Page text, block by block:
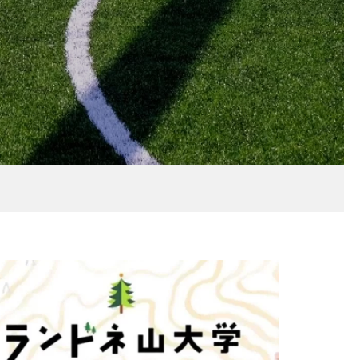
2022.08.20
［NEWS］7月前半のイベン
ト情報
2021.06.26